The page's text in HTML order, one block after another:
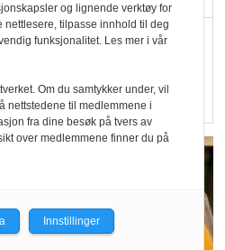
Økokundene
Er markedet
og lignende verktøy for
nettlesere, tilpasse innhold til deg
funksjonalitet. Les mer i vår
Om du samtykker under, vil
nettstedene til medlemmene i
fra dine besøk på tvers av
over medlemmene finner du på
Innstillinger